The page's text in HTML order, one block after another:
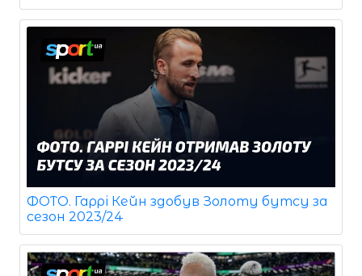
ФОТО. Гаррі Кейн здобув Золоту бутсу за
сезон 2023/24